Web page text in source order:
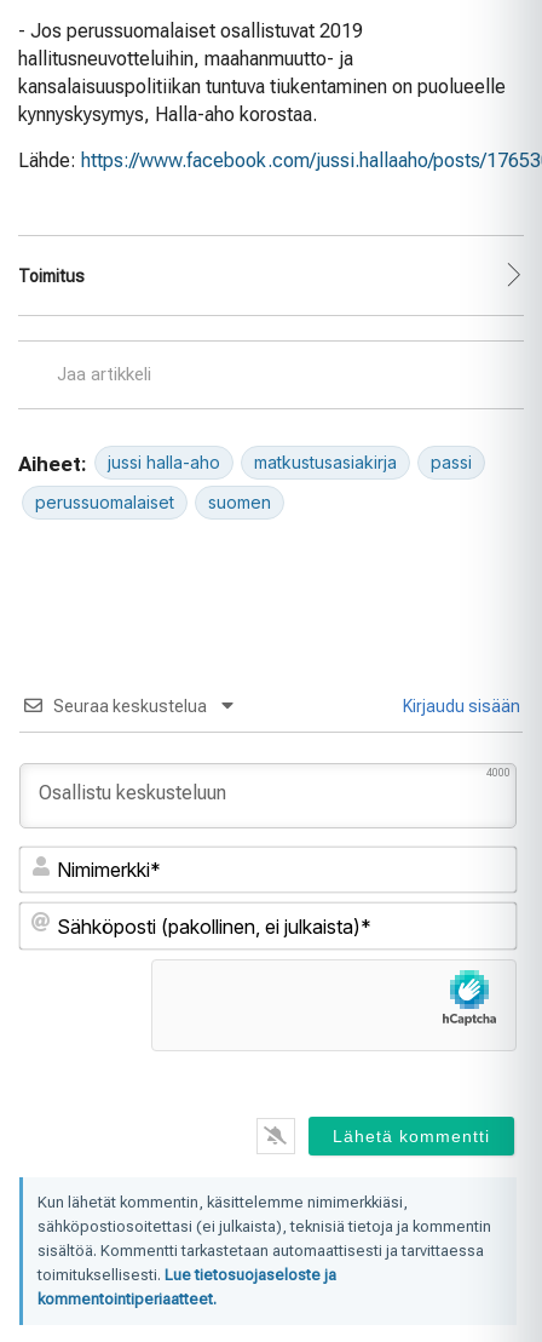
- Jos perussuomalaiset osallistuvat 2019
hallitusneuvotteluihin, maahanmuutto- ja
kansalaisuuspolitiikan tuntuva tiukentaminen on puolueelle
kynnyskysymys, Halla-aho korostaa.
Lähde: https://www.facebook.com/jussi.hallaaho/posts/
Toimitus
Jaa artikkeli
Aiheet: jussi halla-aho matkustusasiakirja
passi
perussuomalaiset
suomen
Seuraa keskustelua Kirjaudu sisään
4000
ei
Kun lähetät kommentin, käsittelemme nimimerkkiäsi,
sähköpostiosoitettasi (ei julkaista), teknisiä tietoja ja kommentin
sisältöä. Kommentti tarkastetaan automaattisesti ja tarvittaessa
toimituksellisesti. Lue tietosuojaseloste ja
kommentointiperiaatteet.